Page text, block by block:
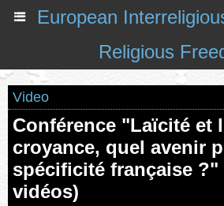
European
Religious
Video
Conférence "Laïcité et
croyance, quel avenir
spécificité française ?"
vidéos)